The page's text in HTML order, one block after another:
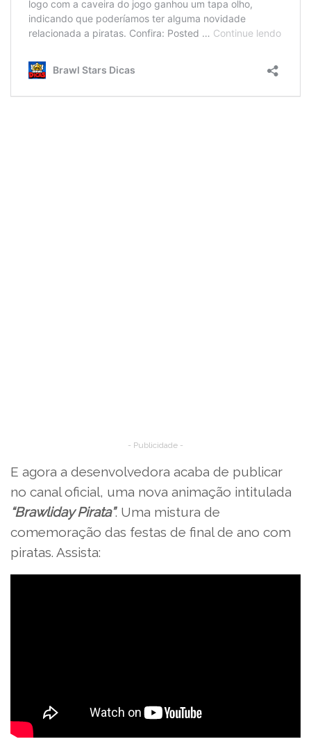
- Publicidade -
E agora a desenvolvedora acaba de publicar
no canal oficial, uma nova animação intitulada
“Brawliday Pirata”. Uma mistura de
comemoração das festas de final de ano com
piratas. Assista: